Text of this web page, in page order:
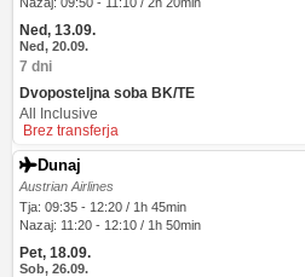
Ned, 13.09.
Ned, 20.09.
7 dni
Dvoposteljna soba BK/TE
All Inclusive
Brez transferja
Dunaj
Austrian Airlines
Tja: 09:35 - 12:20 / 1h 45min
Nazaj: 11:20 - 12:10 / 1h 50min
Pet, 18.09.
Sob, 26.09.